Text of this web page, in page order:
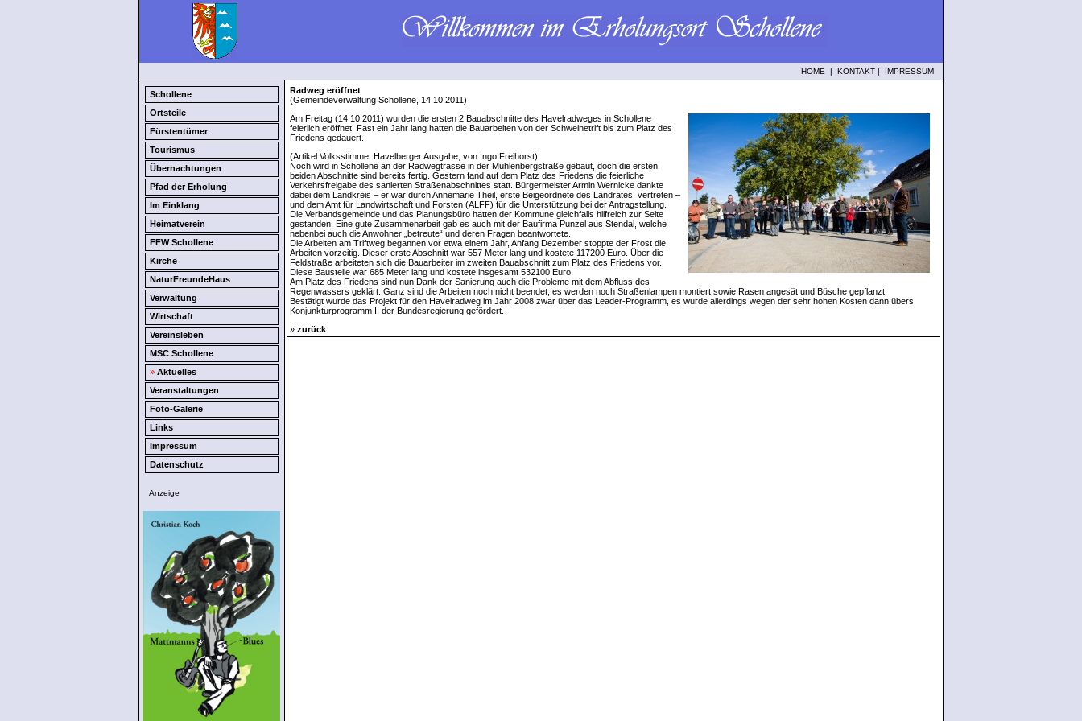
HOME | KONTAKT | IMPRESSUM
Schollene
Ortsteile
Fürstentümer
Tourismus
Übernachtungen
Pfad der Erholung
Im Einklang
Heimatverein
FFW Schollene
Kirche
NaturFreundeHaus
Verwaltung
Wirtschaft
Vereinsleben
MSC Schollene
» Aktuelles
Veranstaltungen
Foto-Galerie
Links
Impressum
Datenschutz
Anzeige
Radweg eröffnet
(Gemeindeverwaltung Schollene, 14.10.2011)
Am Freitag (14.10.2011) wurden die ersten 2 Bauabschnitte des Havelradweges in Schollene
feierlich eröffnet. Fast ein Jahr lang hatten die Bauarbeiten von der Schweinetrift bis zum Platz des
Friedens gedauert.
(Artikel Volksstimme, Havelberger Ausgabe, von Ingo Freihorst)
Noch wird in Schollene an der Radwegtrasse in der Mühlenbergstraße gebaut, doch die ersten
beiden Abschnitte sind bereits fertig. Gestern fand auf dem Platz des Friedens die feierliche
Verkehrsfreigabe des sanierten Straßenabschnittes statt. Bürgermeister Armin Wernicke dankte
dabei dem Landkreis – er war durch Annemarie Theil, erste Beigeordnete des Landrates, vertreten –
und dem Amt für Landwirtschaft und Forsten (ALFF) für die Unterstützung bei der Antragstellung.
Die Verbandsgemeinde und das Planungsbüro hatten der Kommune gleichfalls hilfreich zur Seite
gestanden. Eine gute Zusammenarbeit gab es auch mit der Baufirma Punzel aus Stendal, welche
nebenbei auch die Anwohner „betreute“ und deren Fragen beantwortete.
Die Arbeiten am Triftweg begannen vor etwa einem Jahr, Anfang Dezember stoppte der Frost die
Arbeiten vorzeitig. Dieser erste Abschnitt war 557 Meter lang und kostete 117200 Euro. Über die
Feldstraße arbeiteten sich die Bauarbeiter im zweiten Bauabschnitt zum Platz des Friedens vor.
Diese Baustelle war 685 Meter lang und kostete insgesamt 532100 Euro.
Am Platz des Friedens sind nun Dank der Sanierung auch die Probleme mit dem Abfluss des
Regenwassers geklärt. Ganz sind die Arbeiten noch nicht beendet, es werden noch Straßenlampen montiert sowie Rasen angesät und Büsche gepflanzt.
Bestätigt wurde das Projekt für den Havelradweg im Jahr 2008 zwar über das Leader-Programm, es wurde allerdings wegen der sehr hohen Kosten dann übers
Konjunkturprogramm II der Bundesregierung gefördert.
» zurück